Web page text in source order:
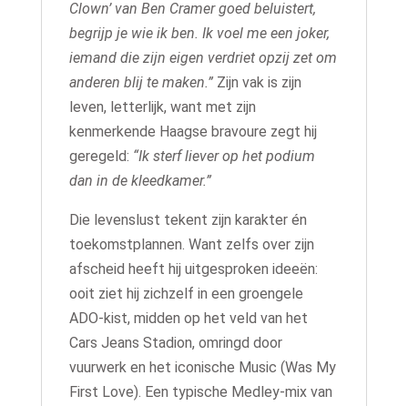
Clown’ van Ben Cramer goed beluistert,
begrijp je wie ik ben. Ik voel me een joker,
iemand die zijn eigen verdriet opzij zet om
anderen blij te maken.”Zijn vak is zijn
leven, letterlijk, want met zijn
kenmerkende Haagse bravoure zegt hij
geregeld: “Ik sterf liever op het podium
dan in de kleedkamer.”
Die levenslust tekent zijn karakter én
toekomstplannen. Want zelfs over zijn
afscheid heeft hij uitgesproken ideeën:
ooit ziet hij zichzelf in een groengele
ADO‑kist, midden op het veld van het
Cars Jeans Stadion, omringd door
vuurwerk en het iconische Music (Was My
First Love). Een typische Medley‑mix van